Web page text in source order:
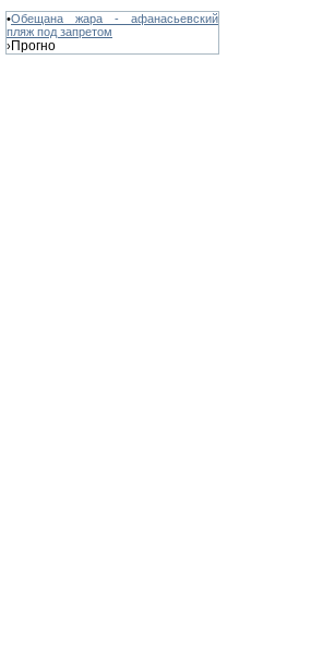
•Обещана жара - афанасьевский
пляж под запретом
›Прогно